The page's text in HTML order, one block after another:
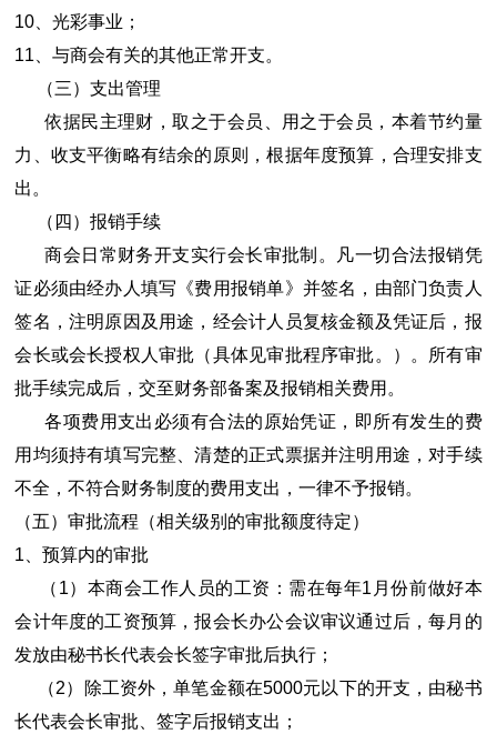
10、光彩事业；
11、与商会有关的其他正常开支。
（三）支出管理
依据民主理财，取之于会员、用之于会员，本着节约量
力、收支平衡略有结余的原则，根据年度预算，合理安排支
出。
（四）报销手续
商会日常财务开支实行会长审批制。凡一切合法报销凭
证必须由经办人填写《费用报销单》并签名，由部门负责人
签名，注明原因及用途，经会计人员复核金额及凭证后，报
会长或会长授权人审批（具体见审批程序审批。）。所有审
批手续完成后，交至财务部备案及报销相关费用。
各项费用支出必须有合法的原始凭证，即所有发生的费
用均须持有填写完整、清楚的正式票据并注明用途，对手续
不全，不符合财务制度的费用支出，一律不予报销。
（五）审批流程（相关级别的审批额度待定）
1、预算内的审批
（1）本商会工作人员的工资：需在每年1月份前做好本
会计年度的工资预算，报会长办公会议审议通过后，每月的
发放由秘书长代表会长签字审批后执行；
（2）除工资外，单笔金额在5000元以下的开支，由秘书
长代表会长审批、签字后报销支出；